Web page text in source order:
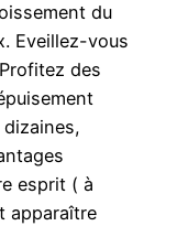
du
Eveillez-vous
des
esprit ( à
apparaître